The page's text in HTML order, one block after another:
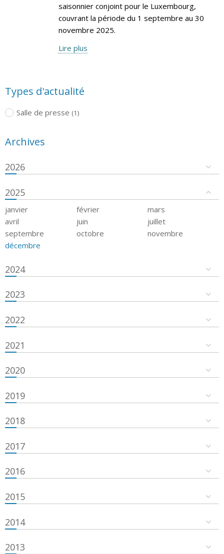
saisonnier conjoint pour le Luxembourg,
couvrant la période du 1 septembre au 30
novembre 2025.
Lire plus
Types d'actualité
Salle de presse (1)
Archives
2026
2025
janvier février
mars
avril
juin
juillet
septembre
octobre
novembre
décembre
2024
2023
2022
2021
2020
2019
2018
2017
2016
2015
2014
2013